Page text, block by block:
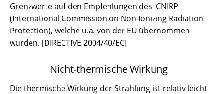
Grenzwerte auf den Empfehlungen des ICNIRP
(International Commission on Non-Ionizing Radiation
Protection), welche u.a. von der EU übernommen
wurden. [DIRECTIVE 2004/40/EC]
Nicht-thermische Wirkung
Die thermische Wirkung der Strahlung ist relativ leicht